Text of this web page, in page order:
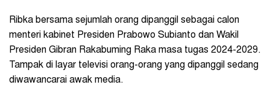
Ribka bersama sejumlah orang dipanggil sebagai calon
menteri kabinet Presiden Prabowo Subianto dan Wakil
Presiden Gibran Rakabuming Raka masa tugas 2024-2029.
Tampak di layar televisi orang-orang yang dipanggil sedang
diwawancarai awak media.